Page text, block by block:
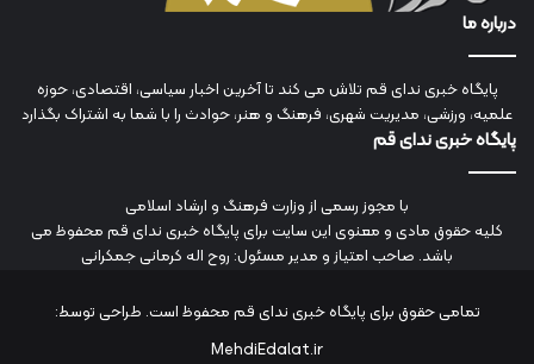
درباره ما
پایگاه خبری ندای قم تلاش می کند تا آخرین اخبار سیاسی، اقتصادی، حوزه
علمیه، ورزشی، مدیریت شهری، فرهنگ و هنر، حوادث را با شما به اشتراک بگذارد
پایگاه خبری ندای قم
با مجوز رسمی از وزارت فرهنگ و ارشاد اسلامی
کلیه حقوق مادی و معنوی این سایت برای پایگاه خبری ندای قم محفوظ می
باشد. صاحب امتیاز و مدیر مسئول: روح اله کرمانی جمکرانی
تمامی حقوق برای پایگاه خبری ندای قم محفوظ است. طراحی توسط:
MehdiEdalat.ir